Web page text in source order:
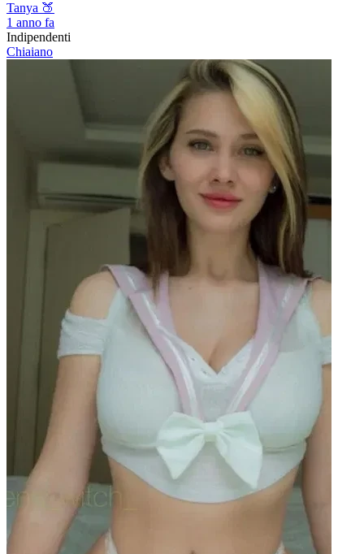
Tanya 🍑
1 anno fa
Indipendenti
Chiaiano